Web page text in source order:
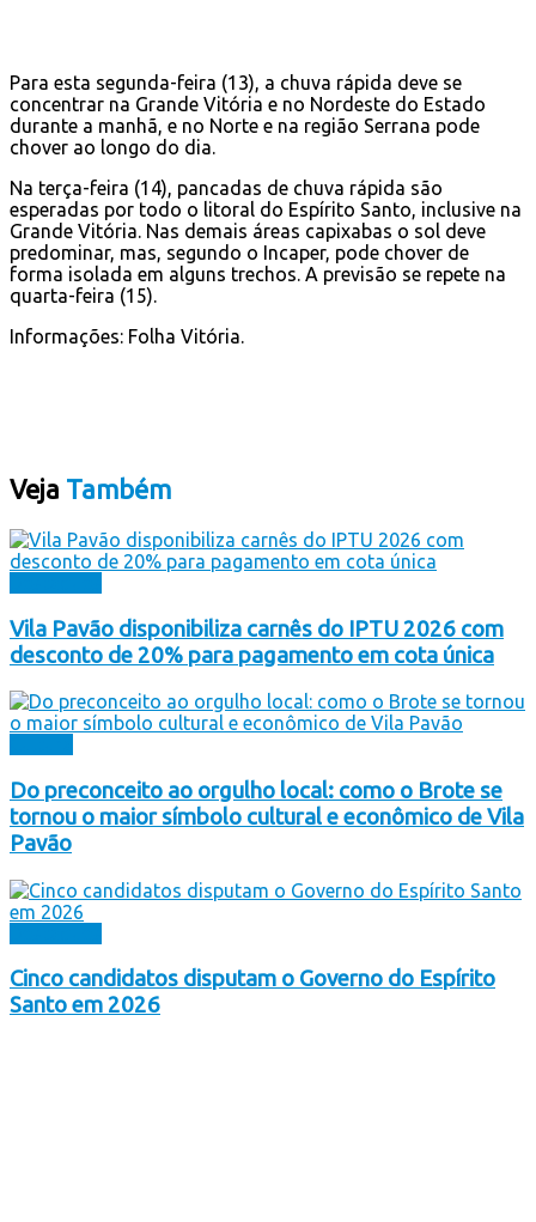
Para esta segunda-feira (13), a chuva rápida deve se
concentrar na Grande Vitória e no Nordeste do Estado
durante a manhã, e no Norte e na região Serrana pode
chover ao longo do dia.
Na terça-feira (14), pancadas de chuva rápida são
esperadas por todo o litoral do Espírito Santo, inclusive na
Grande Vitória. Nas demais áreas capixabas o sol deve
predominar, mas, segundo o Incaper, pode chover de
forma isolada em alguns trechos. A previsão se repete na
quarta-feira (15).
Informações: Folha Vitória.
Veja Também
Vila Pavão disponibiliza carnês do IPTU 2026 com
desconto de 20% para pagamento em cota única
Do preconceito ao orgulho local: como o Brote se
tornou o maior símbolo cultural e econômico de Vila
Pavão
Cinco candidatos disputam o Governo do Espírito
Santo em 2026